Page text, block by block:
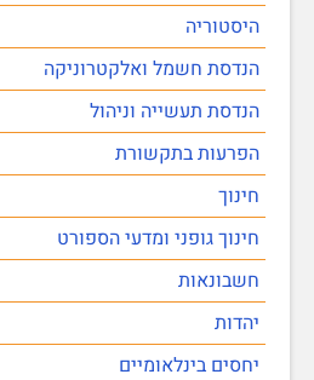
היסטוריה
הנדסת חשמל ואלקטרוניקה
הנדסת תעשייה וניהול
הפרעות בתקשורת
חינוך
חינוך גופני ומדעי הספורט
חשבונאות
יהדות
יחסים בינלאומיים